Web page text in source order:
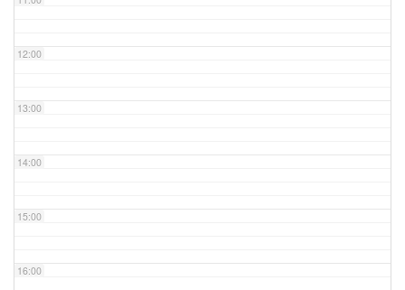
12:00
13:00
14:00
15:00
16:00